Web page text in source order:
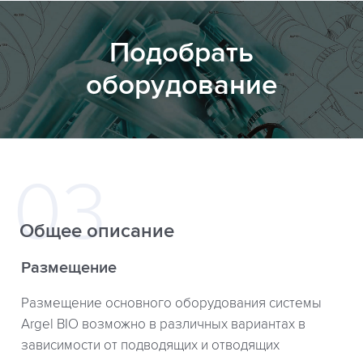
Подобрать
оборудование
Общее описание
Размещение
Размещение основного оборудования системы
Argel BIO возможно в различных вариантах в
зависимости от подводящих и отводящих